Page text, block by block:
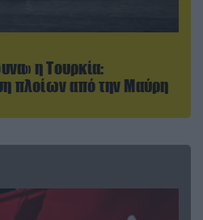
η Τουρκία:
πλοίων από την Μαύρη